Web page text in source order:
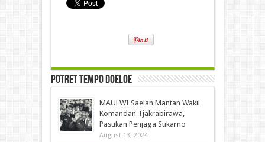
Potret Tempo Doeloe
MAULWI Saelan Mantan Wakil
Komandan Tjakrabirawa,
Pasukan Penjaga Sukarno
August 13, 2024